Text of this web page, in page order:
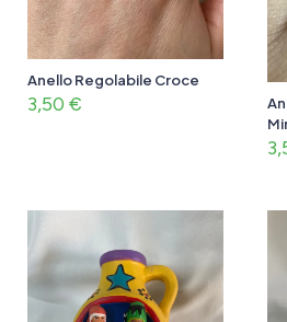
Anello Regolabile Croce
3,50 €